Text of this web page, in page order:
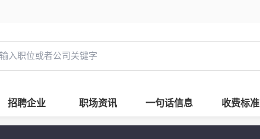
招聘企业 职场资讯 一句话信息 收费标准